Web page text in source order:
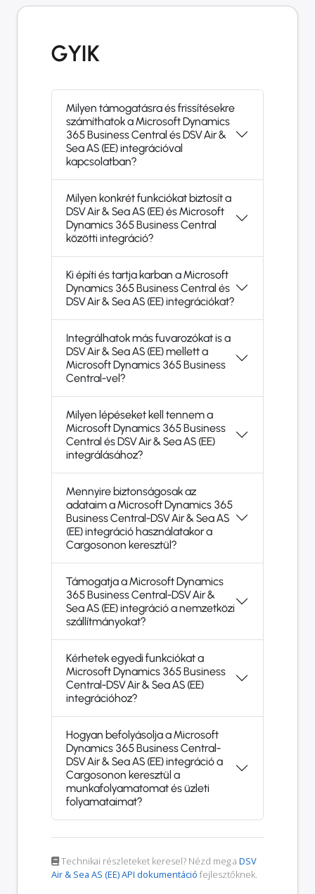
GYIK
Milyen támogatásra és frissítésekre
számíthatok a Microsoft Dynamics
365 Business Central és DSV Air &
Sea AS (EE) integrációval
kapcsolatban?
Milyen konkrét funkciókat biztosít a
DSV Air & Sea AS (EE) és Microsoft
Dynamics 365 Business Central
közötti integráció?
Ki építi és tartja karban a Microsoft
Dynamics 365 Business Central és
DSV Air & Sea AS (EE) integrációkat?
Integrálhatok más fuvarozókat is a
DSV Air & Sea AS (EE) mellett a
Microsoft Dynamics 365 Business
Central-vel?
Milyen lépéseket kell tennem a
Microsoft Dynamics 365 Business
Central és DSV Air & Sea AS (EE)
integrálásához?
Mennyire biztonságosak az
adataim a Microsoft Dynamics 365
Business Central-DSV Air & Sea AS
(EE) integráció használatakor a
Cargosonon keresztül?
Támogatja a Microsoft Dynamics
365 Business Central-DSV Air &
Sea AS (EE) integráció a nemzetközi
szállítmányokat?
Kérhetek egyedi funkciókat a
Microsoft Dynamics 365 Business
Central-DSV Air & Sea AS (EE)
integrációhoz?
Hogyan befolyásolja a Microsoft
Dynamics 365 Business Central-
DSV Air & Sea AS (EE) integráció a
Cargosonon keresztül a
munkafolyamatomat és üzleti
folyamataimat?
Technikai részleteket keresel? Nézd meg a DSV
Air & Sea AS (EE) API dokumentáció fejlesztőknek.